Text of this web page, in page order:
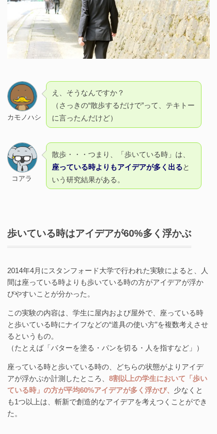
カモノハシ
え、そうなんですか？
（さっきの“散歩するだけで”って、テキトー
に言ったんだけど）
コアラ
散歩・・・つまり、「歩いている時」は、
座っている時よりもアイデアが多く出ると
いう研究結果がある。
歩いている時はアイデアが60%多く浮かぶ
2014年4月にスタンフォード大学で行われた実験によると、人
間は座っている時よりも歩いている時の方がアイデアが浮か
びやすいことが分かった。
この実験の内容は、学生に屋内および屋外で、座っている時
と歩いている時にナイフなどの“道具の使い方”を複数考えさせ
るというもの。
（たとえば「バターを塗る・パンを切る・人を指すなど」）
座っている時と歩いている時の、どちらの状態がよりアイデ
アが浮かぶか計測したところ、8割以上の学生において「歩い
ている時」の方が平均60%アイデアが多く浮かび、 少なくと
も1つ以上は、斬新で創造的なアイデアを考えつくことができ
た。